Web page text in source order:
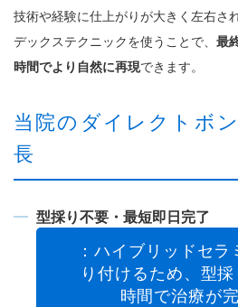
技術や経験に仕上がりが大きく左右さ
デックステクニックを使うことで、 最
時間でより自然に再現できます。
当院のダイレクトボ
長
型採り不要・最短即日完了
：ハイブリッドセ
り付けるため、型
時間で治療が